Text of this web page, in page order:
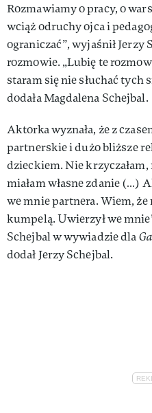
Rozmawiamy o pracy, o
wciąż odruchy ojca i
ograniczać”, wyjaśnił Jerzy
rozmowie. „Lubię te
staram się nie słuchać
dodała Magdalena Schejbal.
Aktorka wyznała, że z
partnerskie i dużo bliższe
dzieckiem. Nie krzyczałam,
miałam własne zdanie (…)
we mnie partnera. Wiem, że
kumpelą. Uwierzył we
Schejbal w wywiadzie dla
dodał Jerzy Schejbal.